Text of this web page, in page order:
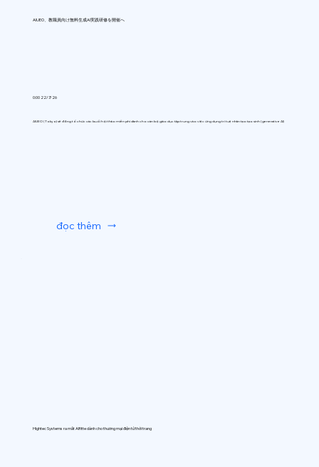
AIUEO、教職員向け無料生成AI実践研修を開催へ
0:00 22/7/26
AIUEO (Tokyo) sẽ đồng tổ chức các buổi hội thảo miễn phí dành cho cán bộ giáo dục tập trung vào việc ứng dụng trí tuệ nhân tạo tạo sinh (generative AI)
đọc thêm
Hightec Systems ra mắt AIfitte dành cho thương mại điện tử thời trang